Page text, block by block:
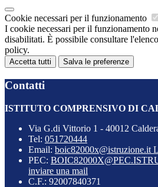
Cookie necessari per il funzionamento
I cookie necessari per il funzionamento
disabilitati. È possibile consultare
policy.
Accetta tutti Salva le preferenze
Contatti
ISTITUTO COMPRENSIVO DI
Via G.di Vittorio 1 - 40012
Tel: 051720444
Email: boic82000x@istruzione.it
PEC:
inviare una mail
C.F.: 92007840371